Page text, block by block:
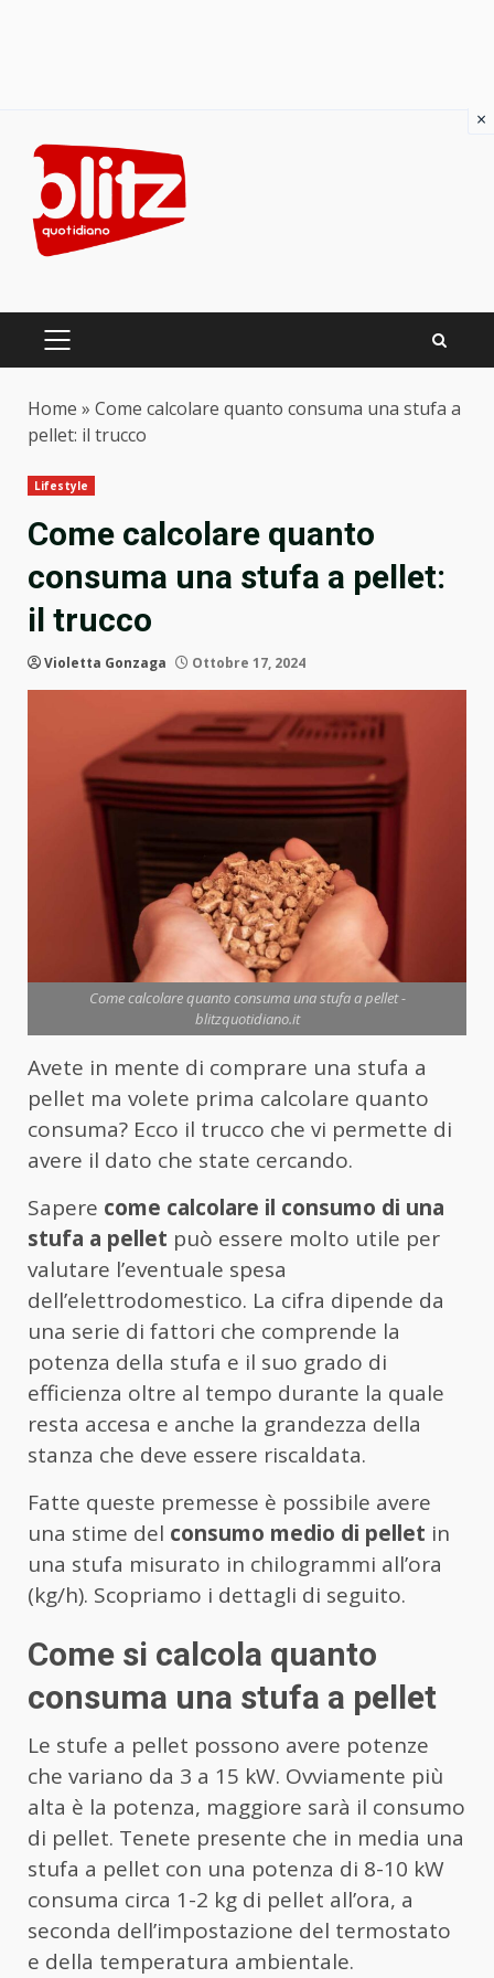
content
PRIMARY
Home » Come calcolare quanto consuma una stufa a
pellet: il trucco
Lifestyle
Come calcolare quanto
consuma una stufa a pellet:
il trucco
Violetta Gonzaga Ottobre 17, 2024
Come calcolare quanto consuma una stufa a pellet -
blitzquotidiano.it
Avete in mente di comprare una stufa a
pellet ma volete prima calcolare quanto
consuma? Ecco il trucco che vi permette di
avere il dato che state cercando.
Sapere come calcolare il consumo di una
stufa a pellet può essere molto utile per
valutare l’eventuale spesa
dell’elettrodomestico. La cifra dipende da
una serie di fattori che comprende la
potenza della stufa e il suo grado di
efficienza oltre al tempo durante la quale
resta accesa e anche la grandezza della
stanza che deve essere riscaldata.
Fatte queste premesse è possibile avere
una stime del consumo medio di pellet in
una stufa misurato in chilogrammi all’ora
(kg/h). Scopriamo i dettagli di seguito.
Come si calcola quanto
consuma una stufa a pellet
Le stufe a pellet possono avere potenze
che variano da 3 a 15 kW. Ovviamente più
alta è la potenza, maggiore sarà il consumo
di pellet. Tenete presente che in media una
stufa a pellet con una potenza di 8-10 kW
consuma circa 1-2 kg di pellet all’ora, a
seconda dell’impostazione del termostato
e della temperatura ambientale.
×